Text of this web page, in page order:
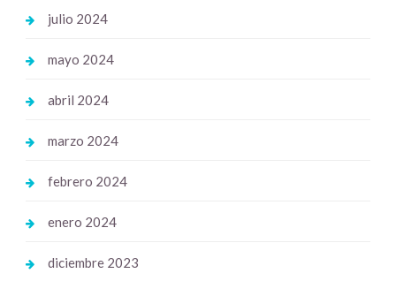
julio 2024
mayo 2024
abril 2024
marzo 2024
febrero 2024
enero 2024
diciembre 2023